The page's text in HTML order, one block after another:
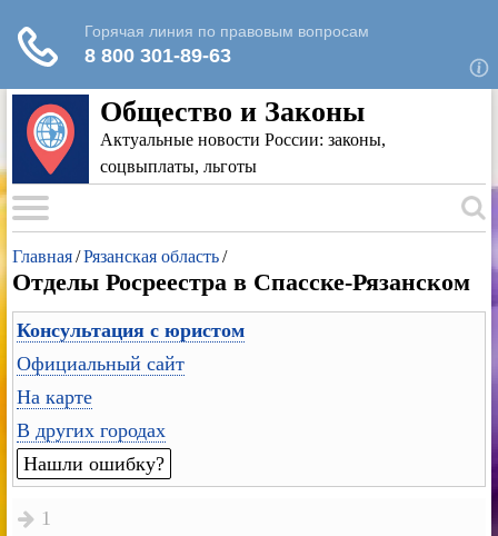
Общество и Законы
Актуальные новости России: законы,
соцвыплаты, льготы
Главная/Рязанская область/
Отделы Росреестра в Спасске-Рязанском
Консультация с юристом
Официальный сайт
На карте
В других городах
Нашли ошибку?
1
Для любых предложений по сайту: rk-
reestr@cp9.ru